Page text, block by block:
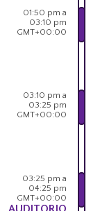
01:50 pm a
03:10 pm
GMT+00:00
03:10 pm a
03:25 pm
GMT+00:00
03:25 pm a
04:25 pm
GMT+00:00